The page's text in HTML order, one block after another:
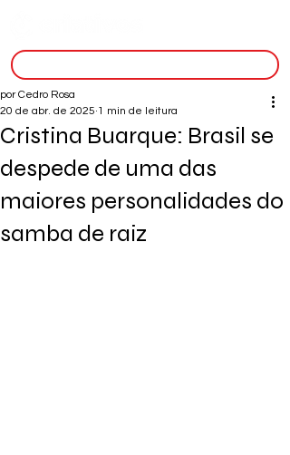
Cristina Buarque: Brasil se
despede de uma das
maiores personalidades do
samba de raiz
por Cedro Rosa
20 de abr. de 2025 1 min de leitura